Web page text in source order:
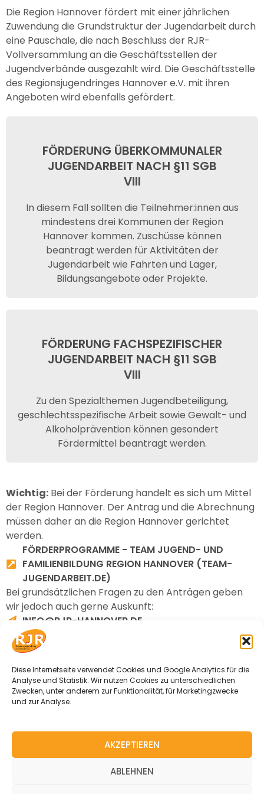
Diese Internetseite verwendet Cookies und Google Analytics für die
Analyse und Statistik. Wir nutzen Cookies zu unterschiedlichen
Zwecken, unter anderem zur Funktionalität, für Marketingzwecke
und zur Analyse.
AKZEPTIEREN
ABLEHNEN
Die Region Hannover fördert mit einer jährlichen
Zuwendung die Grundstruktur der Jugendarbeit durch
eine Pauschale, die nach Beschluss der RJR-
Vollversammlung an die Geschäftsstellen der
Jugendverbände ausgezahlt wird. Die Geschäftsstelle
des Regionsjugendringes Hannover e.V. mit ihren
Angeboten wird ebenfalls gefördert.
FÖRDERUNG ÜBERKOMMUNALER
JUGENDARBEIT NACH §11 SGB
VIII
In diesem Fall sollten die Teilnehmer:innen aus
mindestens drei Kommunen der Region
Hannover kommen. Zuschüsse können
beantragt werden für Aktivitäten der
Jugendarbeit wie Fahrten und Lager,
Bildungsangebote oder Projekte.
FÖRDERUNG FACHSPEZIFISCHER
JUGENDARBEIT NACH §11 SGB
VIII
Zu den Spezialthemen Jugendbeteiligung,
geschlechtsspezifische Arbeit sowie Gewalt- und
Alkoholprävention können gesondert
Fördermittel beantragt werden.
Wichtig: Bei der Förderung handelt es sich um Mittel
der Region Hannover. Der Antrag und die Abrechnung
müssen daher an die Region Hannover gerichtet
werden.
FÖRDERPROGRAMME - TEAM JUGEND- UND
FAMILIENBILDUNG REGION HANNOVER (TEAM-
JUGENDARBEIT.DE)
Bei grundsätzlichen Fragen zu den Anträgen geben
wir jedoch auch gerne Auskunft:
INFO@RJR-HANNOVER.DE
Darüber hinaus gibt es Stiftungen, die die
Jugendarbeit finanziell unterstützen, sowie spezielle
4GENERATION des Landes Niedersachsen:
4GENERATION.DE